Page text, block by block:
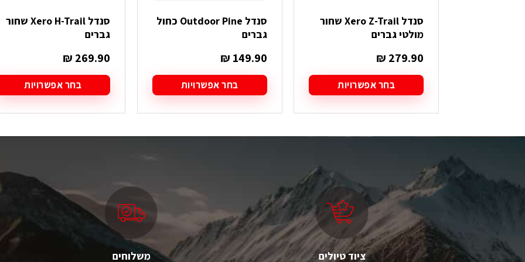
סנדל Xero Z-Trail שחור
מולטי גברים
₪ 279.90
בחר אפשרויות
למוצר
זה
ניתן
לבחור
את
האפשרויות
בעמוד
המוצר
סנדל Outdoor Pine כחול
גברים
₪ 149.90
בחר אפשרויות
למוצר
זה
את
האפשרויות
בעמוד
המוצר
סנדל Xero H-Trail שחור
גברים
₪ 269.90
בחר אפשרויות
למוצר
זה
את
האפשרויות
בעמוד
ציוד טיולים
משלוחים